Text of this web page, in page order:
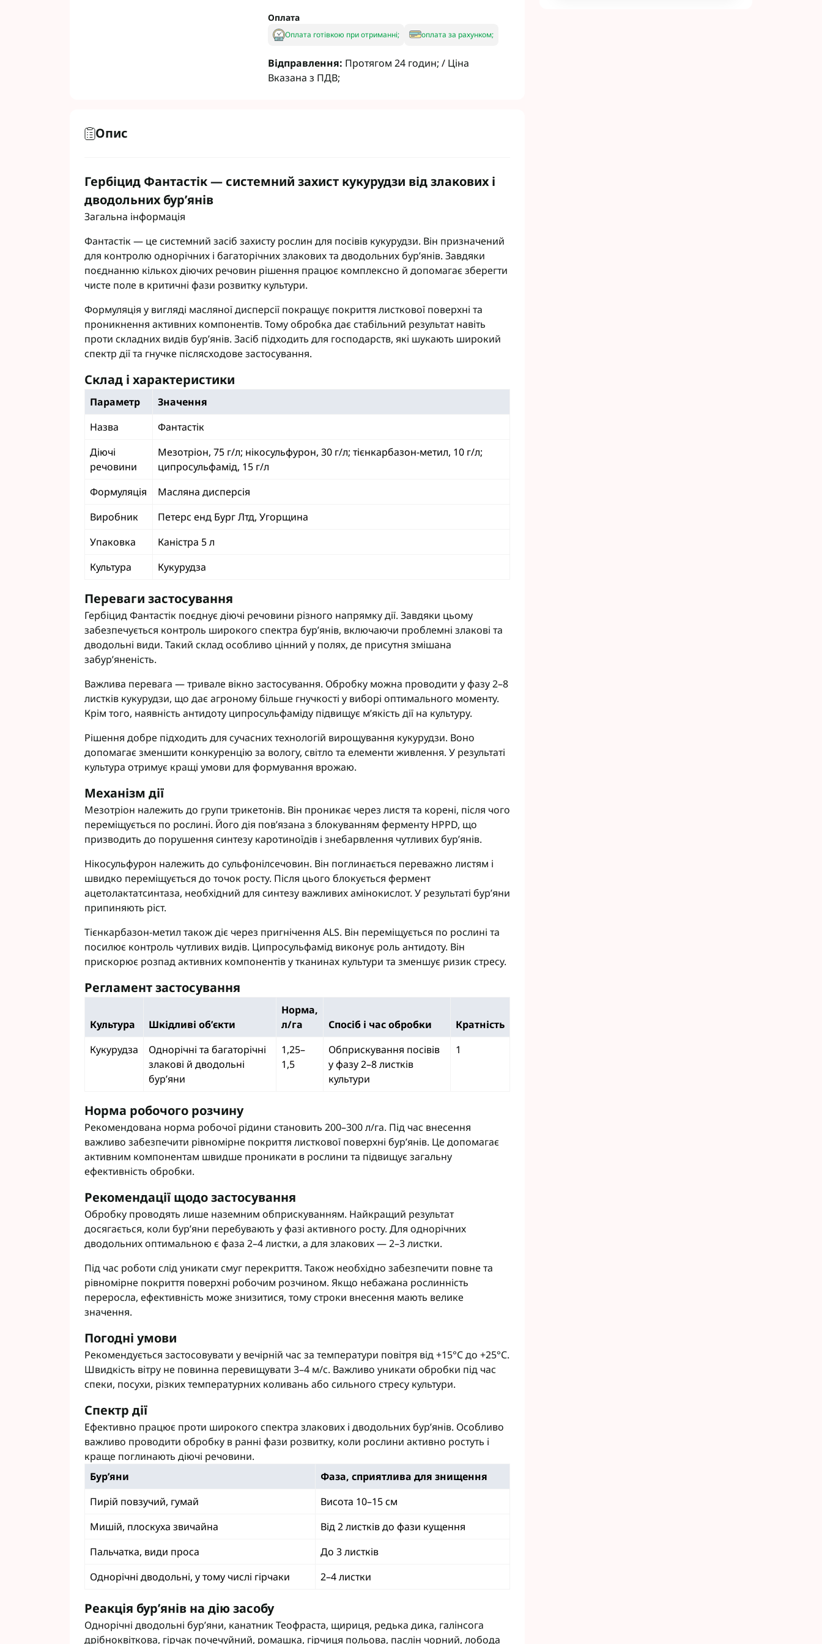
Насіння ріпаку Caussade
Насіння ріпаку Brevant
Фунгіциди Для кукурудзи
Фунгіциди Для Овочів
Контактні фунгіциди
Системні фунгіциди
Фунгіциди АХТ
Фунгіциди Corteva
Фунгіциди Пест ЮА
Фунгіциди Укравіт
Фунгіциди Химагромаркетинг
Фунгіциди BASF
Фунгіциди BAYER
Фунгіциди FMC
Фунгіциди NERTUS
Гумати
Мікродобрива для Ріпаку
Мікродобрива StimOrganic
Мікродобрива Humintech
Мікродобрива NERTUS
Агро
Мікродобрива Укравіт
Оплата
Оплата готівкою при отриманні; оплата за рахунком;
Відправлення: Протягом 24 годин; / Ціна
Вказана з ПДВ;
Опис
Гербіцид Фантастік — системний захист кукурудзи від злакових і
дводольних бур’янів
Загальна інформація
Фантастік — це системний засіб захисту рослин для посівів кукурудзи. Він призначений
для контролю однорічних і багаторічних злакових та дводольних бур’янів. Завдяки
поєднанню кількох діючих речовин рішення працює комплексно й допомагає зберегти
чисте поле в критичні фази розвитку культури.
Формуляція у вигляді масляної дисперсії покращує покриття листкової поверхні та
проникнення активних компонентів. Тому обробка дає стабільний результат навіть
проти складних видів бур’янів. Засіб підходить для господарств, які шукають широкий
спектр дії та гнучке післясходове застосування.
Склад і характеристики
Параметр
Значення
Назва
Фантастік
Діючі
речовини
Мезотріон, 75 г/л; нікосульфурон, 30 г/л; тієнкарбазон-метил, 10 г/л;
ципросульфамід, 15 г/л
Формуляція
Масляна дисперсія
Виробник
Петерс енд Бург Лтд, Угорщина
Упаковка
Каністра 5 л
Культура
Кукурудза
Переваги застосування
Гербіцид Фантастік поєднує діючі речовини різного напрямку дії. Завдяки цьому
забезпечується контроль широкого спектра бур’янів, включаючи проблемні злакові та
дводольні види. Такий склад особливо цінний у полях, де присутня змішана
забур’яненість.
Важлива перевага — тривале вікно застосування. Обробку можна проводити у фазу 2–8
листків кукурудзи, що дає агроному більше гнучкості у виборі оптимального моменту.
Крім того, наявність антидоту ципросульфаміду підвищує м’якість дії на культуру.
Рішення добре підходить для сучасних технологій вирощування кукурудзи. Воно
допомагає зменшити конкуренцію за вологу, світло та елементи живлення. У результаті
культура отримує кращі умови для формування врожаю.
Механізм дії
Мезотріон належить до групи трикетонів. Він проникає через листя та корені, після чого
переміщується по рослині. Його дія пов’язана з блокуванням ферменту HPPD, що
призводить до порушення синтезу каротиноїдів і знебарвлення чутливих бур’янів.
Нікосульфурон належить до сульфонілсечовин. Він поглинається переважно листям і
швидко переміщується до точок росту. Після цього блокується фермент
ацетолактатсинтаза, необхідний для синтезу важливих амінокислот. У результаті бур’яни
припиняють ріст.
Тієнкарбазон-метил також діє через пригнічення ALS. Він переміщується по рослині та
посилює контроль чутливих видів. Ципросульфамід виконує роль антидоту. Він
прискорює розпад активних компонентів у тканинах культури та зменшує ризик стресу.
Регламент застосування
Культура Шкідливі об’єкти
Норма,
л/га
Спосіб і час обробки
Кратність
Кукурудза
Однорічні та багаторічні
злакові й дводольні
бур’яни
1,25–
1,5
Обприскування посівів
у фазу 2–8 листків
культури
1
Норма робочого розчину
Рекомендована норма робочої рідини становить 200–300 л/га. Під час внесення
важливо забезпечити рівномірне покриття листкової поверхні бур’янів. Це допомагає
активним компонентам швидше проникати в рослини та підвищує загальну
ефективність обробки.
Рекомендації щодо застосування
Обробку проводять лише наземним обприскуванням. Найкращий результат
досягається, коли бур’яни перебувають у фазі активного росту. Для однорічних
дводольних оптимальною є фаза 2–4 листки, а для злакових — 2–3 листки.
Під час роботи слід уникати смуг перекриття. Також необхідно забезпечити повне та
рівномірне покриття поверхні робочим розчином. Якщо небажана рослинність
переросла, ефективність може знизитися, тому строки внесення мають велике
значення.
Погодні умови
Рекомендується застосовувати у вечірній час за температури повітря від +15°C до +25°C.
Швидкість вітру не повинна перевищувати 3–4 м/с. Важливо уникати обробки під час
спеки, посухи, різких температурних коливань або сильного стресу культури.
Спектр дії
Ефективно працює проти широкого спектра злакових і дводольних бур’янів. Особливо
важливо проводити обробку в ранні фази розвитку, коли рослини активно ростуть і
краще поглинають діючі речовини.
Бур’яни
Фаза, сприятлива для знищення
Пирій повзучий, гумай
Висота 10–15 см
Мишій, плоскуха звичайна
Від 2 листків до фази кущення
Пальчатка, види проса
До 3 листків
Однорічні дводольні, у тому числі гірчаки
2–4 листки
Реакція бур’янів на дію засобу
Однорічні дводольні бур’яни, канатник Теофраста, щириця, редька дика, галінсога
дрібноквіткова, гірчак почечуйний, ромашка, гірчиця польова, паслін чорний, лобода